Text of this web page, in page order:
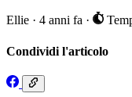
Ellie · 4 anni fa ·
Condividi l'articolo